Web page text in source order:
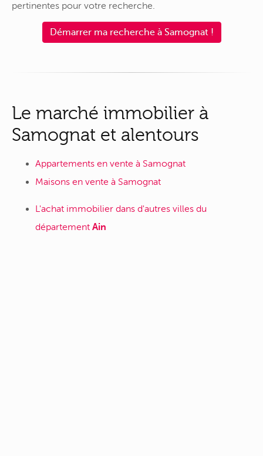
pertinentes pour votre recherche.
Démarrer ma recherche à Samognat !
Le marché immobilier à
Samognat et alentours
Appartements en vente à Samognat
Maisons en vente à Samognat
L'achat immobilier dans d'autres villes du
département Ain